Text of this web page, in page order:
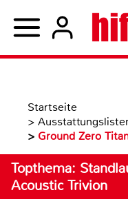
Startseite
>
> Ground Zero
Topthema:
Acoustic Trivion